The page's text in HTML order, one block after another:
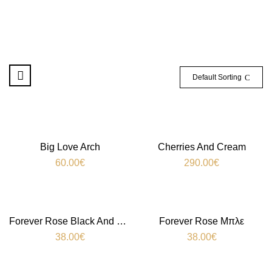
Default Sorting
Big Love Arch
60.00€
Cherries And Cream
290.00€
Forever Rose Black And White
38.00€
Forever Rose Μπλε
38.00€